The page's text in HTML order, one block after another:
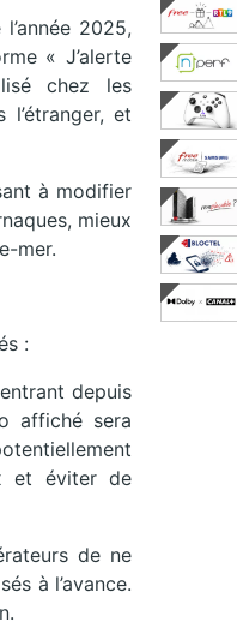
2025,
« J’alerte
chez les
et
à modifier
mieux
mer.
:
depuis
affiché sera
et éviter de
de ne
à l’avance.